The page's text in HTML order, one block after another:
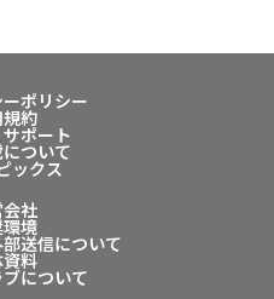
ポリシー
約
ポート
ついて
ックス
社
境
送信について
料
について